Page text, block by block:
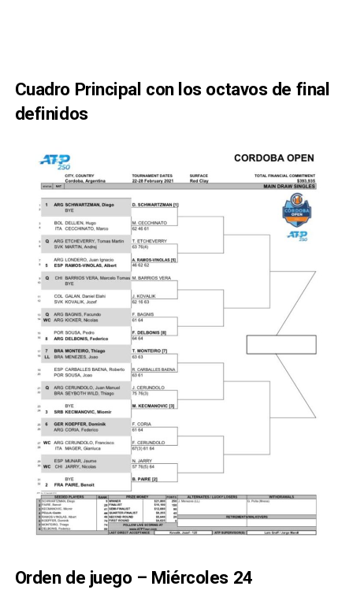
Cuadro Principal con los octavos de final
definidos
Orden de juego – Miércoles 24